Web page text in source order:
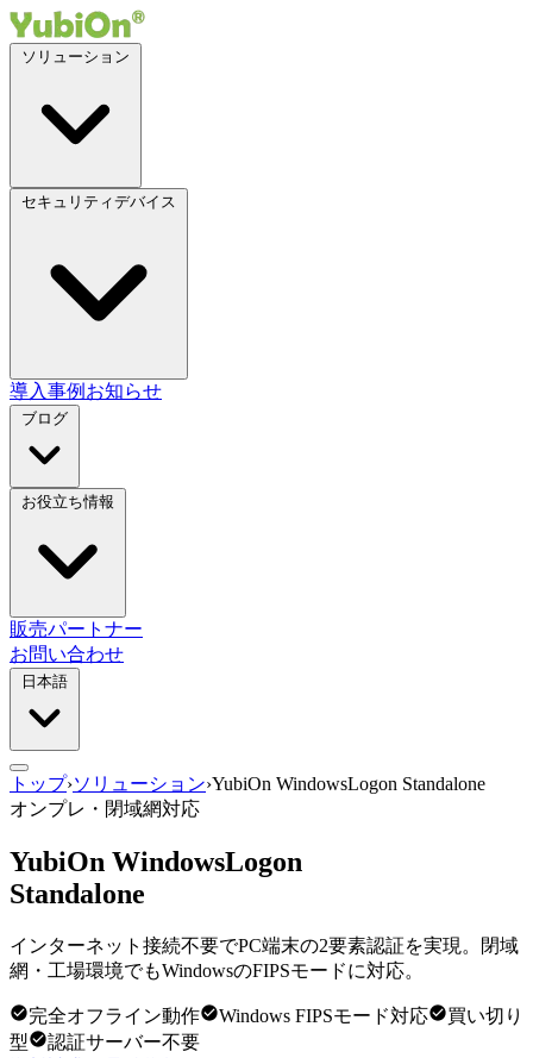
導入事例 お知らせ
販売パートナー
お問い合わせ
トップ›ソリューション›YubiOn WindowsLogon Standalone
オンプレ・閉域網対応
YubiOn WindowsLogon
Standalone
インターネット接続不要でPC端末の2要素認証を実現。閉域
網・工場環境でもWindowsのFIPSモードに対応。
完全オフライン動作 Windows FIPSモード対応
買い切り
型
認証サーバー不要